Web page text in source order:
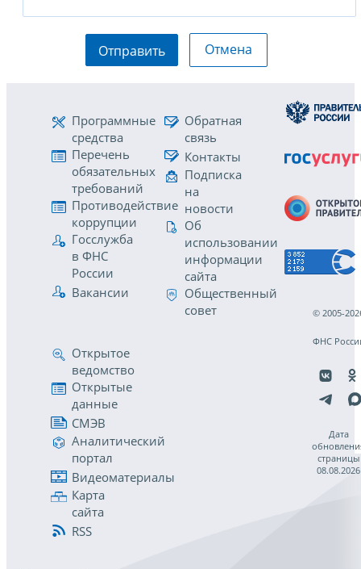
Отправить Отмена
Программные
средства
Перечень
обязательных
требований
Противодействие
коррупции
Госслужба
в ФНС
России
Вакансии
Обратная
связь
Контакты
Подписка
на
новости
Об
использовании
информации
сайта
Общественный
совет
Открытое
ведомство
Открытые
данные
СМЭВ
Аналитический
портал
Видеоматериалы
Карта
сайта
RSS
© 2005-
ФНС
Дата
страницы
08.08.2026